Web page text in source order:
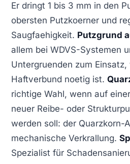
Er dringt 1 bis 3 mm in den
obersten Putzkoerner und
Saugfaehigkeit. Putzgrund
allem bei WDVS-Systemen
Untergruenden zum
Haftverbund noetig ist.
richtige Wahl, wenn auf
neuer Reibe- oder
werden soll: der Quarzkorn-
mechanische Verkrallung.
Spezialist für